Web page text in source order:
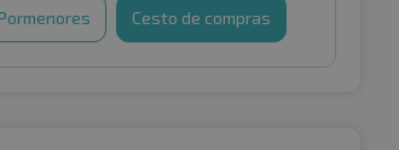
Cesto de compras